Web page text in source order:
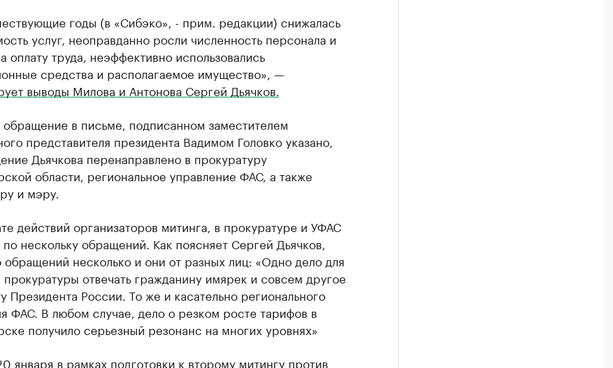
годы (в «Сибэко», - прим. редакции) снижалась
услуг, неоправданно росли численность персонала и
оплату труда, неэффективно использовались
средства и располагаемое имущество», —
выводы Милова и Антонова Сергей Дьячков.
обращение в письме, подписанном заместителем
представителя президента Вадимом Головко указано,
Дьячкова перенаправлено в прокуратуру
области, региональное управление ФАС, а также
и мэру.
действий организаторов митинга, в прокуратуре и УФАС
нескольку обращений. Как поясняет Сергей Дьячков,
обращений несколько и они от разных лиц: «Одно дело для
прокуратуры отвечать гражданину имярек и совсем другое
Президента России. То же и касательно регионального
ФАС. В любом случае, дело о резком росте тарифов в
получило серьезный резонанс на многих уровнях»
января в рамках подготовки к второму митингупротив